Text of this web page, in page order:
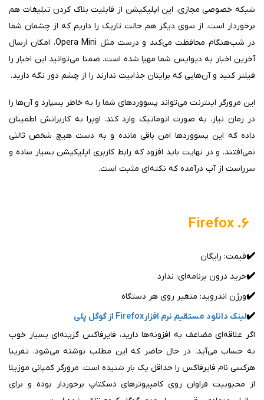
شبکه خصوصی مجازی، این اپلیکیشن از قابلیت بلاک کردن تبلیغات هم
برخوردار است. از سوی دیگر هم حالت تاریک را داریم که از چشمان شما
در شب‌هنگام محافظت می‌کند و درست مثل Opera Mini، امکان ارسال
آخرین اخبار به دیوایس شما مهیا شده است. ضمنا می‌توانید این اخبار را
فیلتر کنید و آن‌هایی که برایتان جذابیت ندارند را از چشم دور نگه دارید.
این مرورگر اینترنت می‌تواند پسووردهای شما را به خاطر بسپارد و آن‌ها را
در زمان نیاز، به صورت اتوماتیک وارد کند. اوپرا به کاربرانش اطمینان
داده که این پسووردها امن باقی مانده و به دست هیچ شخص ثالثی
نمی‌افتند. و در نهایت باید افزود که رابط کاربری اپلیکیشن بسیار ساده و
سرراست از آب درآمده که نکته‌ای مثبت است.
۶. Firefox
✔️قیمت: رایگان
✔️خرید درون برنامه‌ای: ندارد
✔️ورژن اندروید: متغیر روی هر دستگاه
✔️لینک دانلود مستقیم نرم افزار Firefox از گوگل پلی
اگر علاقه‌ای مضاعف به افزونه‌ها دارید، فایرفاکس گزینه‌ای بسیار خوب
به حساب می‌آید. در حال حاضر که این مطلب نوشته می‌شود، تقریبا
هرکسی نام فایرفاکس را حداقل یک بار شنیده است. مرورگر کمپانی موزیلا
از محبوبیت فراوان روی کامپیوترهای دسکتاپ برخوردار بوده و برای